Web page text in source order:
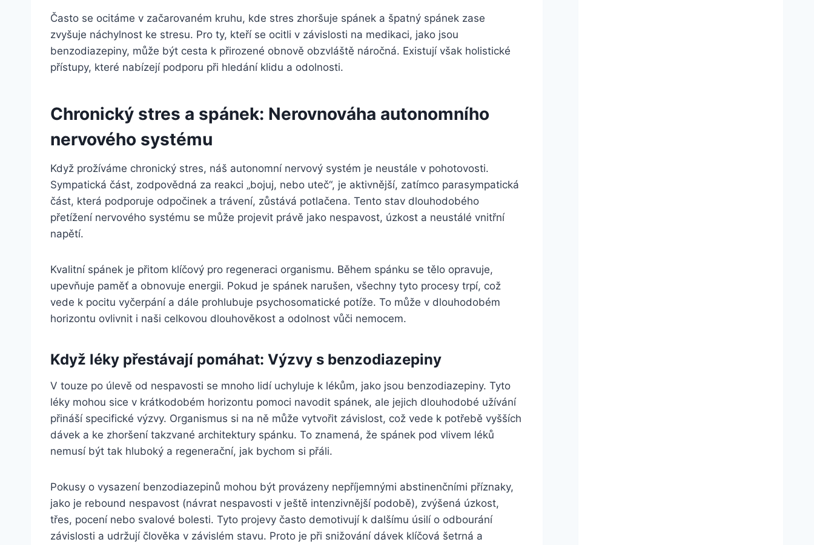
Často se ocitáme v začarovaném kruhu, kde stres zhoršuje spánek a špatný spánek zase
zvyšuje náchylnost ke stresu. Pro ty, kteří se ocitli v závislosti na medikaci, jako jsou
benzodiazepiny, může být cesta k přirozené obnově obzvláště náročná. Existují však holistické
přístupy, které nabízejí podporu při hledání klidu a odolnosti.
Chronický stres a spánek: Nerovnováha autonomního
nervového systému
Když prožíváme chronický stres, náš autonomní nervový systém je neustále v pohotovosti.
Sympatická část, zodpovědná za reakci „bojuj, nebo uteč“, je aktivnější, zatímco parasympatická
část, která podporuje odpočinek a trávení, zůstává potlačena. Tento stav dlouhodobého
přetížení nervového systému se může projevit právě jako nespavost, úzkost a neustálé vnitřní
napětí.
Kvalitní spánek je přitom klíčový pro regeneraci organismu. Během spánku se tělo opravuje,
upevňuje paměť a obnovuje energii. Pokud je spánek narušen, všechny tyto procesy trpí, což
vede k pocitu vyčerpání a dále prohlubuje psychosomatické potíže. To může v dlouhodobém
horizontu ovlivnit i naši celkovou dlouhověkost a odolnost vůči nemocem.
Když léky přestávají pomáhat: Výzvy s benzodiazepiny
V touze po úlevě od nespavosti se mnoho lidí uchyluje k lékům, jako jsou benzodiazepiny. Tyto
léky mohou sice v krátkodobém horizontu pomoci navodit spánek, ale jejich dlouhodobé užívání
přináší specifické výzvy. Organismus si na ně může vytvořit závislost, což vede k potřebě vyšších
dávek a ke zhoršení takzvané architektury spánku. To znamená, že spánek pod vlivem léků
nemusí být tak hluboký a regenerační, jak bychom si přáli.
Pokusy o vysazení benzodiazepinů mohou být provázeny nepříjemnými abstinenčními příznaky,
jako je rebound nespavost (návrat nespavosti v ještě intenzivnější podobě), zvýšená úzkost,
třes, pocení nebo svalové bolesti. Tyto projevy často demotivují k dalšímu úsilí o odbourání
závislosti a udržují člověka v závislém stavu. Proto je při snižování dávek klíčová šetrná a